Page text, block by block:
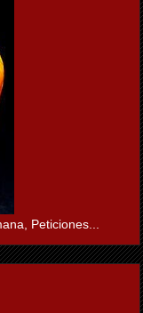
Peticiones...